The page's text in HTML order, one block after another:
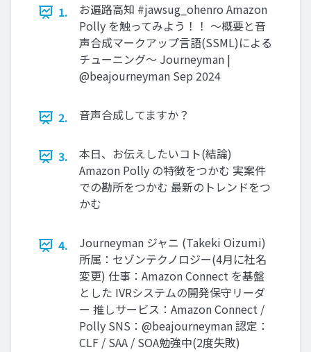
1.
お遍路高知 #jawsug_ohenro Amazon
Polly を触ってみよう！！ 〜概要と音
声合成マークアップ言語(SSML)による
チューニング〜 Journeyman |
@beajourneyman Sep 2024
2. 音声合成してますか？
3.
本日、お伝えしたいコト(結論)
Amazon Polly の特徴をつかむ 実案件
での勘所をつかむ 最新のトレンドをつ
かむ
4.
Journeyman ジャニ (Takeki Oizumi)
所属：セゾンテクノロジー(4月に社名
変更) 仕事：Amazon Connect を基盤
とした IVRシステムの開発保守リーダ
ー 推しサービス：Amazon Connect /
Polly SNS：@beajourneyman 認定：
CLF / SAA / SOA勉強中(2度失敗)